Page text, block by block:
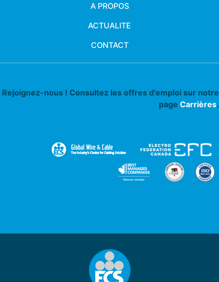
A PROPOS
ACTUALITE
CONTACT
Rejoignez-nous ! Consultez les offres d'emploi sur notre
page Carrières.